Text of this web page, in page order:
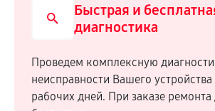
Быстрая и
диагностика
Проведем комплексную
неисправности Вашего устройства
рабочих дней. При заказе ремонта